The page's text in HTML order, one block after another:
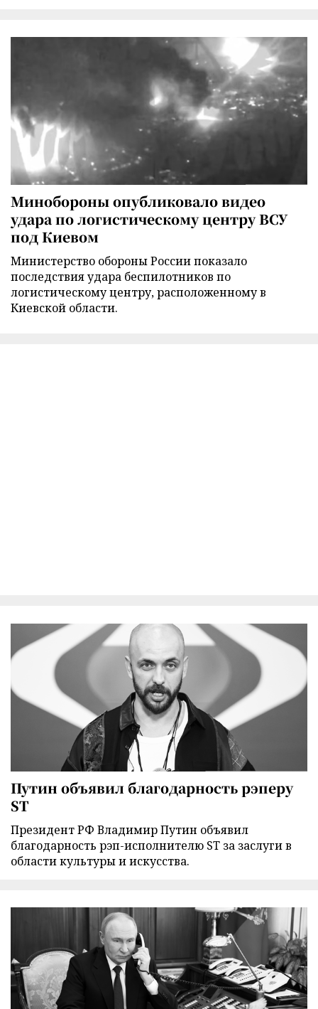
Минобороны опубликовало видео
удара по логистическому центру ВСУ
под Киевом
Министерство обороны России показало
последствия удара беспилотников по
логистическому центру, расположенному в
Киевской области.
Путин объявил благодарность рэперу
ST
Президент РФ Владимир Путин объявил
благодарность рэп-исполнителю ST за заслуги в
области культуры и искусства.